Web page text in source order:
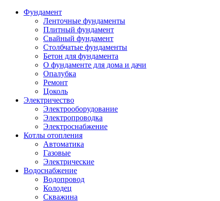
Фундамент
Ленточные фундаменты
Плитный фундамент
Свайный фундамент
Столбчатые фундаменты
Бетон для фундамента
О фундаменте для дома и дачи
Опалубка
Ремонт
Цоколь
Электричество
Электрооборудование
Электропроводка
Электроснабжение
Котлы отопления
Автоматика
Газовые
Электрические
Водоснабжение
Водопровод
Колодец
Скважина